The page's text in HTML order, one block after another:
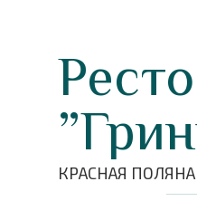
КРАСНАЯ ПОЛЯНА